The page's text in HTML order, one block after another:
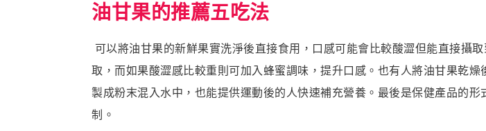
油甘果的推薦五吃法
可以將油甘果的新鮮果實洗淨後直接食用，口感可能會比較酸澀但能直接攝
取，而如果酸澀感比較重則可加入蜂蜜調味，提升口感。也有人將油甘果乾
製成粉末混入水中，也能提供運動後的人快速補充營養。最後是保健產品的
制。